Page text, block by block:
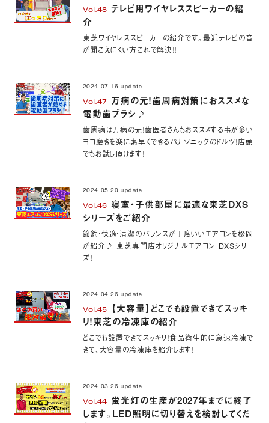
Vol.48
テレビ用ワイヤレススピーカーの紹
介
東芝ワイヤレススピーカーの紹介です。最近テレビの音
が聞こえにくい方これで解決！！
2024.07.16 update.
Vol.47
万病の元！歯周病対策におススメな
電動歯ブラシ♪
歯周病は万病の元！歯医者さんもおススメする事が多い
ヨコ磨きを楽に素早くできるパナソニックのドルツ！店頭
でもお試し頂けます！
2024.05.20 update.
Vol.46
寝室・子供部屋に最適な東芝DXS
シリーズをご紹介
節約・快適・清潔のバランスが丁度いいエアコンを松岡
が紹介♪ 東芝専門店オリジナルエアコン DXSシリー
ズ！
2024.04.26 update.
Vol.45
【大容量】どこでも設置できてスッキ
リ！東芝の冷凍庫の紹介
どこでも設置できてスッキリ！食品衛生的に急速冷凍で
きて、大容量の冷凍庫を紹介します！
2024.03.26 update.
Vol.44
蛍光灯の生産が2027年までに終了
します。LED照明に切り替えを検討してくだ